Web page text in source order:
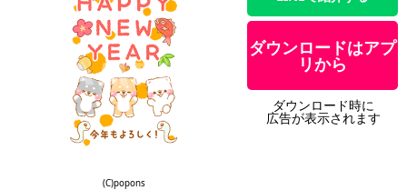
(C)popons
ダウンロードはアプ
リから
ダウンロード時に
広告が表示されます